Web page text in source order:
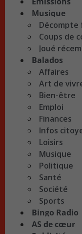
Musique
Décompte
Coups de
Joué
Balados
Affaires
Art de
Bien-être
Emploi
Finances
Infos
Loisirs
Musique
Politique
Santé
Société
Sports
Bingo Radio
AS de cœur